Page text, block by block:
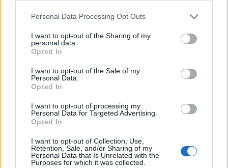
Please note that this website/app uses one or more Google
not limited to your visit or usage behaviour. You may click to
grant or deny consent to Google and its third-party tags to
use your data for below specified purposes in below Google
consent section.
Personal Data Processing Opt Outs
I want to opt-out of the Sharing of my
personal data.
Opted In
I want to opt-out of the Sale of my
Personal Data.
Opted In
I want to opt-out of processing my
Personal Data for Targeted Advertising.
Opted In
I want to opt-out of Collection, Use,
Retention, Sale, and/or Sharing of my
Personal Data that Is Unrelated with the
Purposes for which it was collected.
Αν τα χάσατε